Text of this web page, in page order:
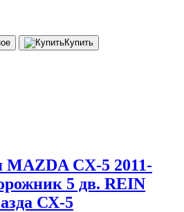
Купить
MAZDA CX-5 2011-
5 дв. REIN
СХ-5